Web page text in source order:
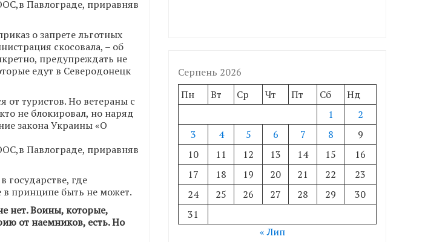
о запрете льготных
скосовала, – об
предупреждать не
едут в Северодонецк
туристов. Но ветераны с
не блокировал, но наряд
закона Украины «О
государстве, где
в принципе быть не может.
нет. Воины, которые,
от наемников, есть. Но
Серпень 2026
Пн
Вт Ср Чт Пт Сб
Нд
1
2
3
4 5 6 7 8
9
10
11 12 13 14 15
16
17
18 19 20 21 22
23
24
25 26 27 28 29
30
31
« Лип